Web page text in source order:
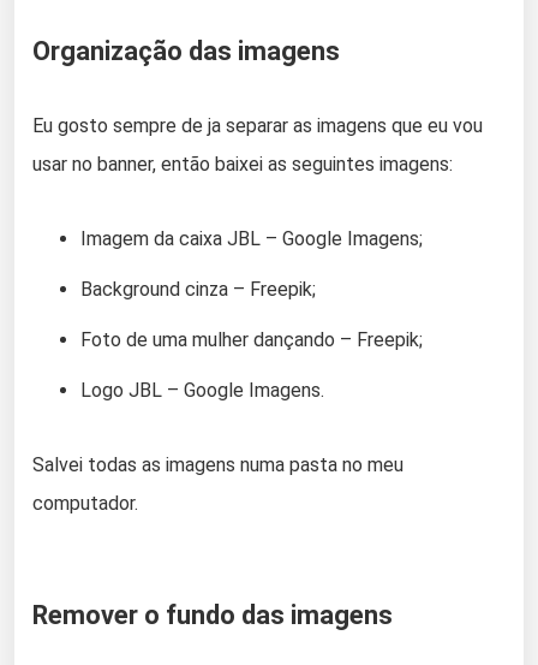
Organização das imagens
Eu gosto sempre de ja separar as imagens que eu vou
usar no banner, então baixei as seguintes imagens:
Imagem da caixa JBL – Google Imagens;
Background cinza – Freepik;
Foto de uma mulher dançando – Freepik;
Logo JBL – Google Imagens.
Salvei todas as imagens numa pasta no meu
computador.
Remover o fundo das imagens